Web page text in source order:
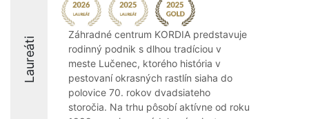
Laureáti
Záhradné centrum KORDIA predstavuje
rodinný podnik s dlhou tradíciou v
meste Lučenec, ktorého história v
pestovaní okrasných rastlín siaha do
polovice 70. rokov dvadsiateho
storočia. Na trhu pôsobí aktívne od roku